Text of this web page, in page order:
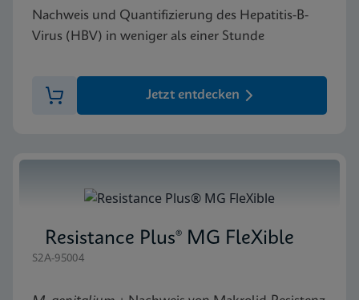
Nachweis und Quantifizierung des Hepatitis-B-
Virus (HBV) in weniger als einer Stunde
Jetzt entdecken
Resistance Plus® MG FleXible
S2A-95004